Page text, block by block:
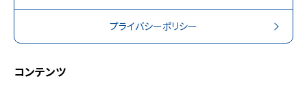
プライバシーポリシー
コンテンツ